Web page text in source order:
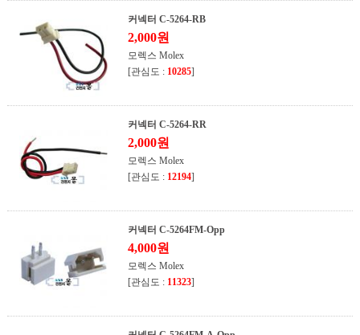
커넥터 C-5264-RB
2,000원
모렉스 Molex
[관심도 : 10285]
커넥터 C-5264-RR
2,000원
모렉스 Molex
[관심도 : 12194]
커넥터 C-5264FM-Opp
4,000원
모렉스 Molex
[관심도 : 11323]